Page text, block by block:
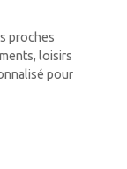
proches
loisirs
pour